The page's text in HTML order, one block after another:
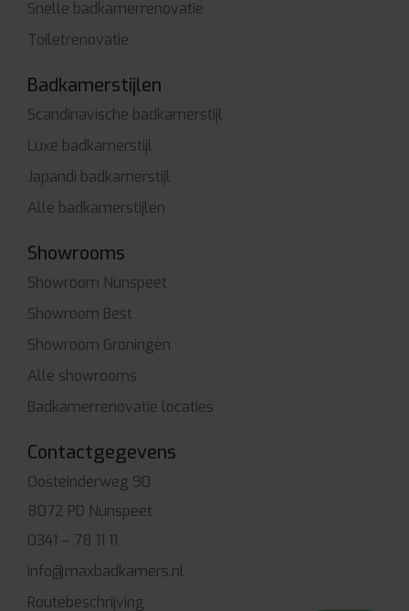
Snelle badkamerrenovatie
Toiletrenovatie
Badkamerstijlen
Scandinavische badkamerstijl
Luxe badkamerstijl
Japandi badkamerstijl
Alle badkamerstijlen
Showrooms
Showroom Nunspeet
Showroom Best
Showroom Groningen
Alle showrooms
Badkamerrenovatie locaties
Contactgegevens
Oosteinderweg 90
8072 PD Nunspeet
0341 – 78 11 11
info@maxbadkamers.nl
Routebeschrijving